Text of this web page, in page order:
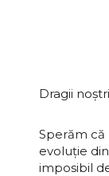
Dragii
Sperăm că
evoluție
imposibil